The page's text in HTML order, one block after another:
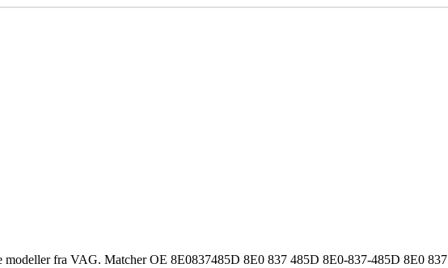
modeller fra VAG. Matcher OE 8E0837485D 8E0 837 485D 8E0-837-485D 8E0 837